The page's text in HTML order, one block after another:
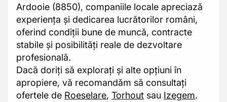
Ardooie (8850), companiile locale apreciază
experiența și dedicarea lucrătorilor români,
oferind condiții bune de muncă, contracte
stabile și posibilități reale de dezvoltare
profesională.
Dacă doriți să explorați și alte opțiuni în
apropiere, vă recomandăm să consultați
ofertele de Roeselare, Torhout sau Izegem.